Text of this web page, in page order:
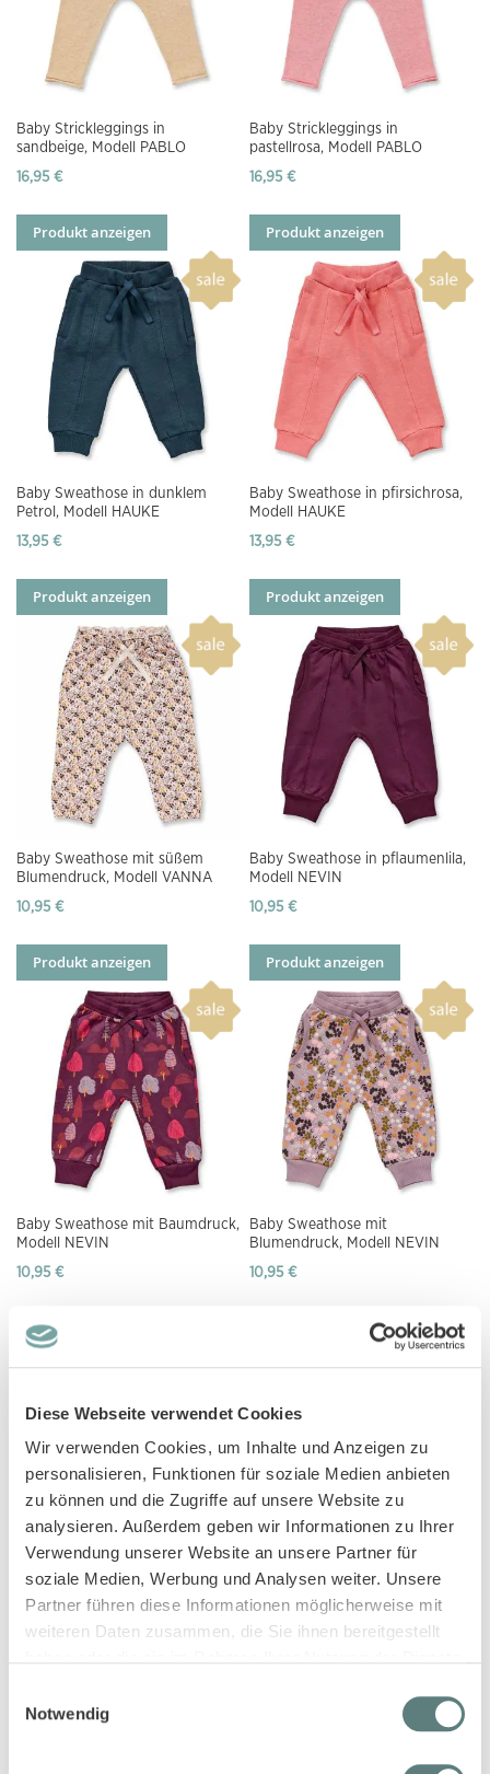
Diese Webseite verwendet Cookies
Wir verwenden Cookies, um Inhalte und Anzeigen zu
personalisieren, Funktionen für soziale Medien anbieten
zu können und die Zugriffe auf unsere Website zu
analysieren. Außerdem geben wir Informationen zu Ihrer
Verwendung unserer Website an unsere Partner für
soziale Medien, Werbung und Analysen weiter. Unsere
Partner führen diese Informationen möglicherweise mit
weiteren Daten zusammen, die Sie ihnen bereitgestellt
Notwendig
Baby Strickleggings in
sandbeige, Modell PABLO
16,95 €
Produkt anzeigen
Baby Strickleggings in
pastellrosa, Modell PABLO
16,95 €
Produkt anzeigen
Baby Sweathose in dunklem
Petrol, Modell HAUKE
13,95 €
Produkt anzeigen
Baby Sweathose in pfirsichrosa,
Modell HAUKE
13,95 €
Produkt anzeigen
Baby Sweathose mit süßem
Blumendruck, Modell VANNA
10,95 €
Produkt anzeigen
Baby Sweathose in pflaumenlila,
Modell NEVIN
10,95 €
Produkt anzeigen
Baby Sweathose mit Baumdruck,
Modell NEVIN
10,95 €
Produkt anzeigen
Baby Sweathose mit
Blumendruck, Modell NEVIN
10,95 €
Produkt anzeigen
Babyhose in blaugrau, Modell
TOMKE
11,45 €
Babyhose in weinrot, Modell
TOMKE
11,45 €